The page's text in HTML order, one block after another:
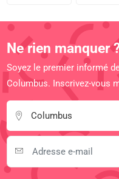
Ne rien manquer
Soyez le premier informé
Columbus. Inscrivez-vous
Columbus